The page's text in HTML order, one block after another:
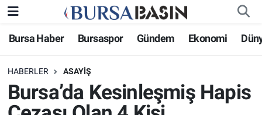
Bursa Haber Bursaspor Gündem Ekonomi
HABERLER ASAYIŞ
Bursa’da Kesinleşmiş Hapis
Bursa Haber
Genel
Bursa Nöbetçi Eczaneler
Bursa Hava Durumu
Bursa Namaz Vakitleri